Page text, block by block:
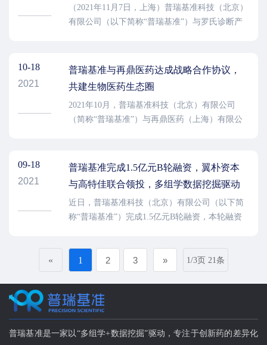
（2021年11月7日，上海）普瑞基准科技（北京）
有限公司（以下简称“普瑞基准”）与罗氏诊断产
际进口博览会上宣布缔结全面战略合作关系。此
共同推进肿瘤精准诊断的开发合作，推动实现临
床的精准诊疗。
10-18
2021
普瑞基准与再鼎医药达成战略合作协议，
共建生物医药生态圈
2021年10月，普瑞基准科技（北京）有限公司
（简称“普瑞基准”）与再鼎医药（上海）有限公
态峰会”上，签署战略合作协议。普瑞基准创始人
华区总裁梁怡先生作为签约双方企业代表，共同
出席战略合作签约仪式。
09-18
2021
普瑞基准完成1.5亿元B轮融资，翼朴资本
与高特佳联合领投，多组学数据挖掘驱动
新药研发
近日，普瑞基准科技（北京）有限公司（以下简
称“普瑞基准”）完成1.5亿元B轮融资，本轮融资
投资。
« 1 2 3 » 1/3页 21条
普瑞基准是一家以“多组学+数据挖掘”驱动，专注于创新药的差异化